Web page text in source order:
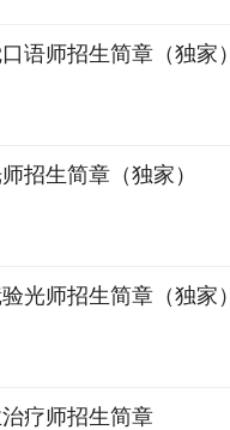
语师招生简章（独家）
招生简章（独家）
光师招生简章（独家）
疗师招生简章